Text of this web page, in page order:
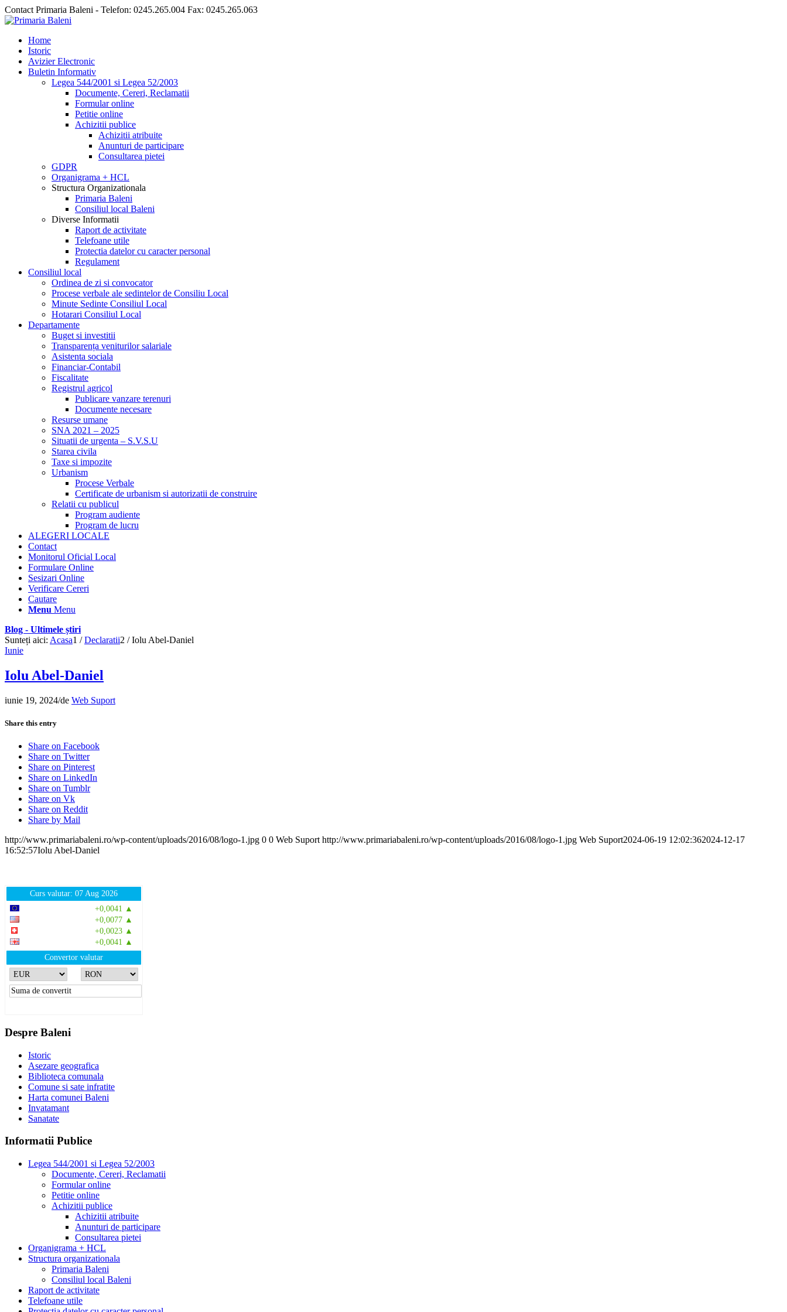
Contact Primaria Baleni - Telefon: 0245.265.004 Fax: 0245.265.063
Home
Istoric
Avizier Electronic
Buletin Informativ
Legea 544/2001 si Legea 52/2003
Documente, Cereri, Reclamatii
Formular online
Petitie online
Achizitii publice
Achizitii atribuite
Anunturi de participare
Consultarea pietei
GDPR
Organigrama + HCL
Structura Organizationala
Primaria Baleni
Consiliul local Baleni
Diverse Informatii
Raport de activitate
Telefoane utile
Protectia datelor cu caracter personal
Regulament
Consiliul local
Ordinea de zi si convocator
Procese verbale ale sedintelor de Consiliu Local
Minute Sedinte Consiliul Local
Hotarari Consiliul Local
Departamente
Buget si investitii
Transparența veniturilor salariale
Asistenta sociala
Financiar-Contabil
Fiscalitate
Registrul agricol
Publicare vanzare terenuri
Documente necesare
Resurse umane
SNA 2021 – 2025
Situatii de urgenta – S.V.S.U
Starea civila
Taxe si impozite
Urbanism
Procese Verbale
Certificate de urbanism si autorizatii de construire
Relatii cu publicul
Program audiente
Program de lucru
ALEGERI LOCALE
Contact
Monitorul Oficial Local
Formulare Online
Sesizari Online
Verificare Cereri
Cautare
Menu Menu
Blog - Ultimele știri
Sunteți aici: Acasa1 / Declaratii2 / Iolu Abel-Daniel
Iunie
Iolu Abel-Daniel
iunie 19, 2024/de Web Suport
Share this entry
Share on Facebook
Share on Twitter
Share on Pinterest
Share on LinkedIn
Share on Tumblr
Share on Vk
Share on Reddit
Share by Mail
http://www.primariabaleni.ro/wp-content/uploads/2016/08/logo-1.jpg 0 0 Web Suport http://www.primariabaleni.ro/wp-content/uploads/2016/08/logo-1.jpg Web Suport2024-06-19 12:02:362024-12-17
16:52:57Iolu Abel-Daniel
Curs valutar: 07 Aug 2026
+0,0041 ▲
+0,0077 ▲
+0,0023 ▲
+0,0041 ▲
Convertor valutar
Despre Baleni
Istoric
Asezare geografica
Biblioteca comunala
Comune si sate infratite
Harta comunei Baleni
Invatamant
Sanatate
Informatii Publice
Legea 544/2001 si Legea 52/2003
Documente, Cereri, Reclamatii
Formular online
Petitie online
Achizitii publice
Achizitii atribuite
Anunturi de participare
Consultarea pietei
Organigrama + HCL
Structura organizationala
Primaria Baleni
Consiliul local Baleni
Raport de activitate
Telefoane utile